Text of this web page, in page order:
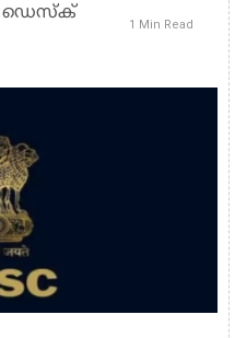
ഡെസ്‌ക്
1 Min Read